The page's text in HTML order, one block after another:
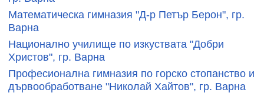
Математическа гимназия "Д-р Петър Берон", гр.
Варна
Национално училище по изкуствата "Добри
Христов", гр. Варна
Професионална гимназия по горско стопанство и
дървообработване "Николай Хайтов", гр. Варна